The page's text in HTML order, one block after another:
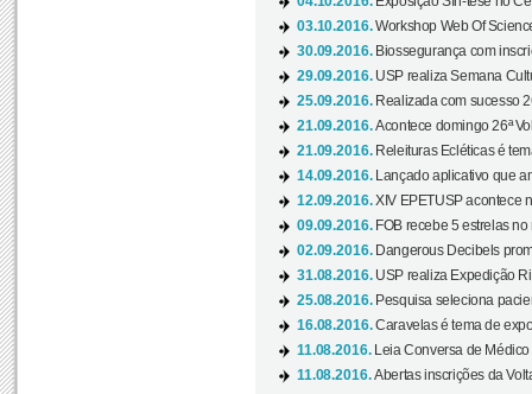
03.10.2016.Workshop Web Of
30.09.2016. Biossegurança com
29.09.2016. USP realiza Semana
25.09.2016. Realizada com sucesso
21.09.2016.Acontece domingo 26ª
21.09.2016. Releituras Ecléticas é
14.09.2016.
Lançado aplicativo que
12.09.2016.XIV EPETUSP acontece
09.09.2016. FOB recebe 5 estrelas
02.09.2016. Dangerous Decibels
31.08.2016. USP realiza Expedição
25.08.2016. Pesquisa seleciona
16.08.2016.Caravelas é tema de
11.08.2016.
Leia Conversa de
11.08.2016.Abertas inscrições da